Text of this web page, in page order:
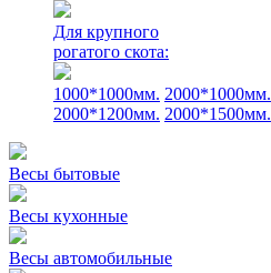
Для крупного
рогатого скота:
1000*1000мм. 2000*1000мм.
2000*1200мм. 2000*1500мм.
Весы бытовые
Весы кухонные
Весы автомобильные